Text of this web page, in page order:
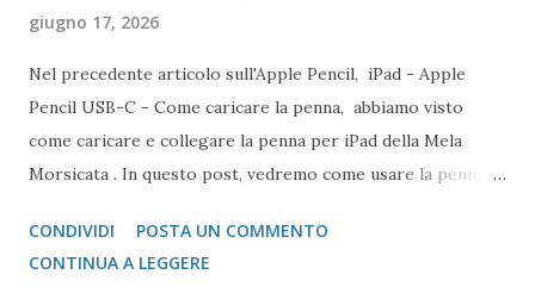
giugno 17, 2026
Nel precedente articolo sull'Apple Pencil, iPad - Apple
Pencil USB-C - Come caricare la penna, abbiamo visto
come caricare e collegare la penna per iPad della Mela
Morsicata . In questo post, vedremo come usare la penna e
CONDIVIDI
POSTA UN COMMENTO
CONTINUA A LEGGERE